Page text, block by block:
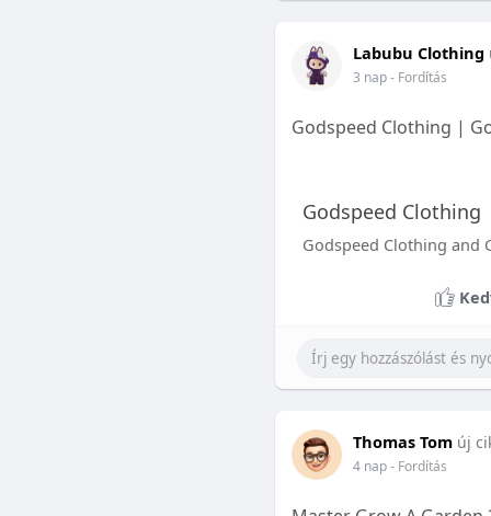
Labubu Clothing
3 nap- Fordítás
Godspeed Clothing |
Godspeed
Godspeed Clothing and
Thomas Tom új
4 nap- Fordítás